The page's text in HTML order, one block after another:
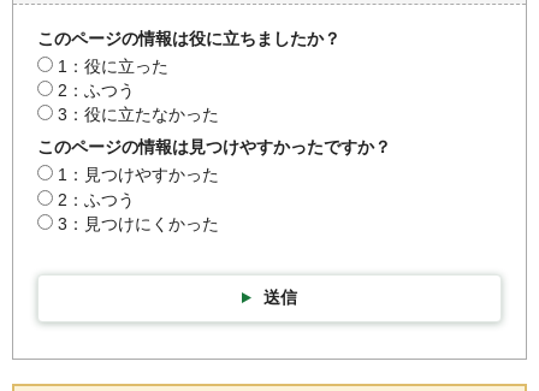
このページの情報は役に立ちましたか？
1：役に立った
2：ふつう
3：役に立たなかった
このページの情報は見つけやすかったですか？
1：見つけやすかった
2：ふつう
3：見つけにくかった
送信